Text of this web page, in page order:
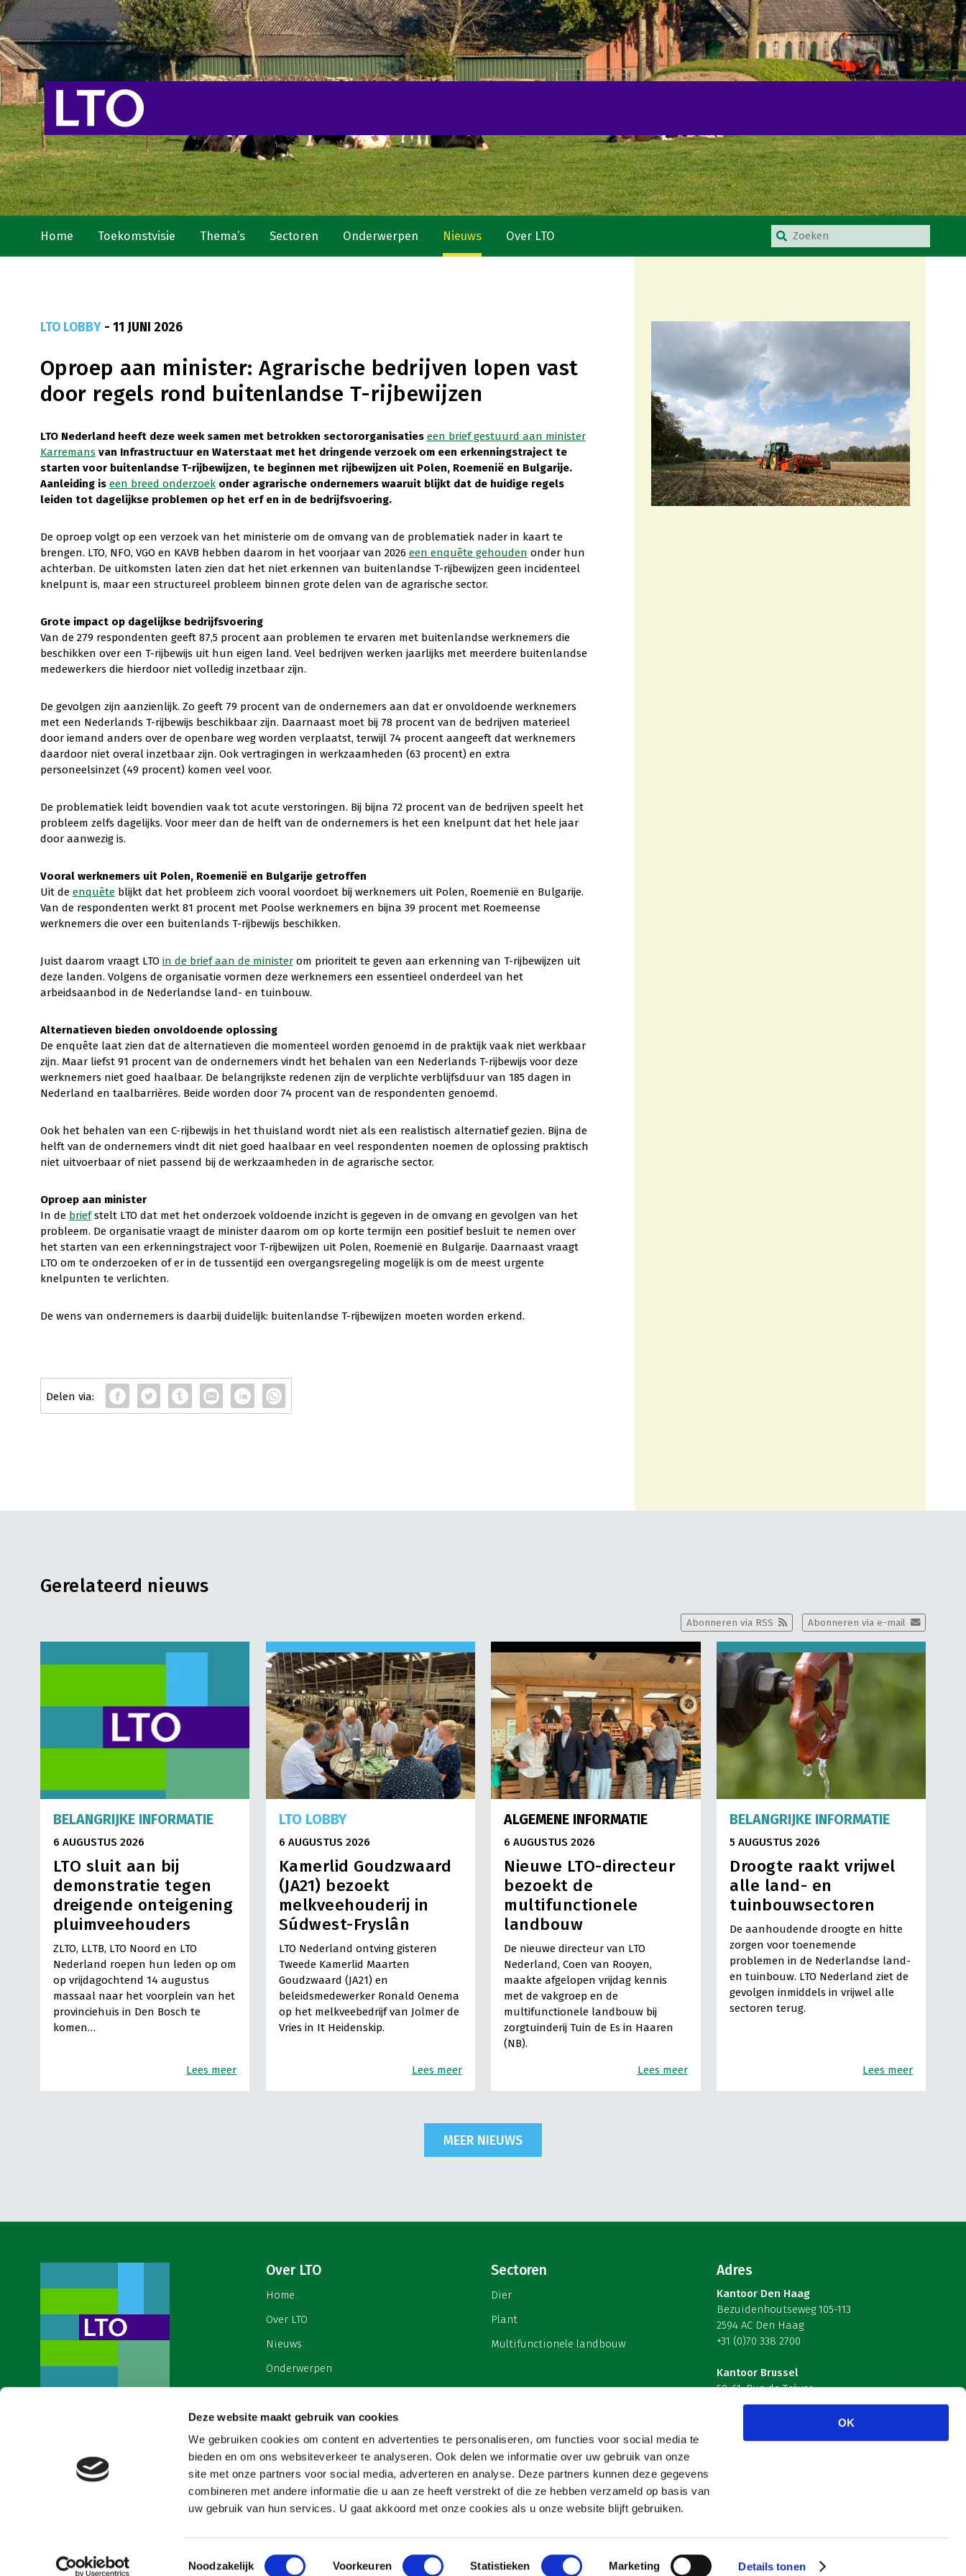
Deze website maakt gebruik van cookies
We gebruiken cookies om content en advertenties te personaliseren, om functies voor social media te
bieden en om ons websiteverkeer te analyseren. Ook delen we informatie over uw gebruik van onze
site met onze partners voor social media, adverteren en analyse. Deze partners kunnen deze gegevens
combineren met andere informatie die u aan ze heeft verstrekt of die ze hebben verzameld op basis van
uw gebruik van hun services. U gaat akkoord met onze cookies als u onze website blijft gebruiken.
Toestemmingsselectie
Noodzakelijk Voorkeuren Statistieken Marketing Details tonen
OK
Home Toekomstvisie Thema’s Sectoren Onderwerpen Nieuws Over LTO
LTO LOBBY- 11 JUNI 2026
Oproep aan minister: Agrarische bedrijven lopen vast
door regels rond buitenlandse T-rijbewijzen
LTO Nederland heeft deze week samen met betrokken sectororganisaties een brief gestuurd aan minister
Karremans van Infrastructuur en Waterstaat met het dringende verzoek om een erkenningstraject te
starten voor buitenlandse T-rijbewijzen, te beginnen met rijbewijzen uit Polen, Roemenië en Bulgarije.
Aanleiding is een breed onderzoekonder agrarische ondernemers waaruit blijkt dat de huidige regels
leiden tot dagelijkse problemen op het erf en in de bedrijfsvoering.
De oproep volgt op een verzoek van het ministerie om de omvang van de problematiek nader in kaart te
brengen. LTO, NFO, VGO en KAVB hebben daarom in het voorjaar van 2026 een enquête gehouden onder hun
achterban. De uitkomsten laten zien dat het niet erkennen van buitenlandse T-rijbewijzen geen incidenteel
knelpunt is, maar een structureel probleem binnen grote delen van de agrarische sector.
Grote impact op dagelijkse bedrijfsvoering
Van de 279 respondenten geeft 87,5 procent aan problemen te ervaren met buitenlandse werknemers die
beschikken over een T-rijbewijs uit hun eigen land. Veel bedrijven werken jaarlijks met meerdere buitenlandse
medewerkers die hierdoor niet volledig inzetbaar zijn.
De gevolgen zijn aanzienlijk. Zo geeft 79 procent van de ondernemers aan dat er onvoldoende werknemers
met een Nederlands T-rijbewijs beschikbaar zijn. Daarnaast moet bij 78 procent van de bedrijven materieel
door iemand anders over de openbare weg worden verplaatst, terwijl 74 procent aangeeft dat werknemers
daardoor niet overal inzetbaar zijn. Ook vertragingen in werkzaamheden (63 procent) en extra
personeelsinzet (49 procent) komen veel voor.
De problematiek leidt bovendien vaak tot acute verstoringen. Bij bijna 72 procent van de bedrijven speelt het
probleem zelfs dagelijks. Voor meer dan de helft van de ondernemers is het een knelpunt dat het hele jaar
door aanwezig is.
Vooral werknemers uit Polen, Roemenië en Bulgarije getroffen
Uit de enquêteblijkt dat het probleem zich vooral voordoet bij werknemers uit Polen, Roemenië en Bulgarije.
Van de respondenten werkt 81 procent met Poolse werknemers en bijna 39 procent met Roemeense
werknemers die over een buitenlands T-rijbewijs beschikken.
Juist daarom vraagt LTO in de brief aan de ministerom prioriteit te geven aan erkenning van T-rijbewijzen uit
deze landen. Volgens de organisatie vormen deze werknemers een essentieel onderdeel van het
arbeidsaanbod in de Nederlandse land- en tuinbouw.
Alternatieven bieden onvoldoende oplossing
De enquête laat zien dat de alternatieven die momenteel worden genoemd in de praktijk vaak niet werkbaar
zijn. Maar liefst 91 procent van de ondernemers vindt het behalen van een Nederlands T-rijbewijs voor deze
werknemers niet goed haalbaar. De belangrijkste redenen zijn de verplichte verblijfsduur van 185 dagen in
Nederland en taalbarrières. Beide worden door 74 procent van de respondenten genoemd.
Ook het behalen van een C-rijbewijs in het thuisland wordt niet als een realistisch alternatief gezien. Bijna de
helft van de ondernemers vindt dit niet goed haalbaar en veel respondenten noemen de oplossing praktisch
niet uitvoerbaar of niet passend bij de werkzaamheden in de agrarische sector.
Oproep aan minister
In de briefstelt LTO dat met het onderzoek voldoende inzicht is gegeven in de omvang en gevolgen van het
probleem. De organisatie vraagt de minister daarom om op korte termijn een positief besluit te nemen over
het starten van een erkenningstraject voor T-rijbewijzen uit Polen, Roemenië en Bulgarije. Daarnaast vraagt
LTO om te onderzoeken of er in de tussentijd een overgangsregeling mogelijk is om de meest urgente
knelpunten te verlichten.
De wens van ondernemers is daarbij duidelijk: buitenlandse T-rijbewijzen moeten worden erkend.
Gerelateerd nieuws
Abonneren via e-mail
Abonneren via RSS
BELANGRIJKE INFORMATIE
6 AUGUSTUS 2026
LTO sluit aan bij
demonstratie tegen
dreigende onteigening
pluimveehouders
ZLTO, LLTB, LTO Noord en LTO
Nederland roepen hun leden op om
op vrijdagochtend 14 augustus
massaal naar het voorplein van het
provinciehuis in Den Bosch te
komen…
Lees meer
LTO LOBBY
6 AUGUSTUS 2026
Kamerlid Goudzwaard
(JA21) bezoekt
melkveehouderij in
Súdwest-Fryslân
LTO Nederland ontving gisteren
Tweede Kamerlid Maarten
Goudzwaard (JA21) en
beleidsmedewerker Ronald Oenema
op het melkveebedrijf van Jolmer de
Vries in It Heidenskip.
Lees meer
ALGEMENE INFORMATIE
6 AUGUSTUS 2026
Nieuwe LTO-directeur
bezoekt de
multifunctionele
landbouw
De nieuwe directeur van LTO
Nederland, Coen van Rooyen,
maakte afgelopen vrijdag kennis
met de vakgroep en de
multifunctionele landbouw bij
zorgtuinderij Tuin de Es in Haaren
(NB).
Lees meer
BELANGRIJKE INFORMATIE
5 AUGUSTUS 2026
Droogte raakt vrijwel
alle land- en
tuinbouwsectoren
De aanhoudende droogte en hitte
zorgen voor toenemende
problemen in de Nederlandse land-
en tuinbouw. LTO Nederland ziet de
gevolgen inmiddels in vrijwel alle
sectoren terug.
Lees meer
MEER NIEUWS
werkgeversorganisatie met meerwaarde,
voor een sector met meerwaarde. Dat is
Land- en Tuinbouw Organisatie
Nederland (LTO).
Over LTO
Home
Over LTO
Nieuws
Onderwerpen
Contact
Cookies & privacy
Sectoren
Dier
Plant
Multifunctionele landbouw
Adres
Kantoor Den Haag
Bezuidenhoutseweg 105-113
2594 AC Den Haag
+31 (0)70 338 2700
Kantoor Brussel
59-61, Rue de Trèves
B-1040 Brussel – België
Volg ons
Copyright 2026 Website & hosting door: Snowball